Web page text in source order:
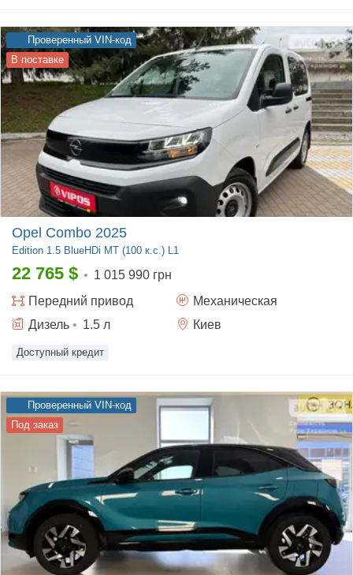
Проверенный VIN-код
В поставке
Opel Combo 2025
Edition 1.5 BlueHDi MT (100 к.с.) L1
22 765 $ • 1 015 990 грн
Передний привод
Механическая
Дизель • 1.5 л Киев
Доступный кредит
Проверенный VIN-код
Под заказ